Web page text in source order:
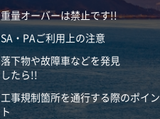
重量オーバーは禁止です!!
SA・PAご利用上の注意
落下物や故障車などを発見
したら!!
工事規制箇所を通行する際のポイン
ト